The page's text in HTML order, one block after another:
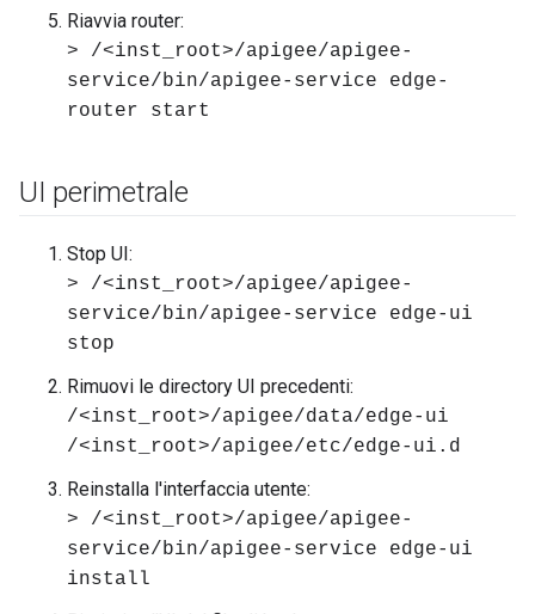
Riavvia router:
> /<inst_root>/apigee/apigee-
service/bin/apigee-service edge-
router start
UI perimetrale
Stop UI:
> /<inst_root>/apigee/apigee-
service/bin/apigee-service edge-ui
stop
Rimuovi le directory UI precedenti:
/<inst_root>/apigee/data/edge-ui
/<inst_root>/apigee/etc/edge-ui.d
Reinstalla l'interfaccia utente:
> /<inst_root>/apigee/apigee-
service/bin/apigee-service edge-ui
install